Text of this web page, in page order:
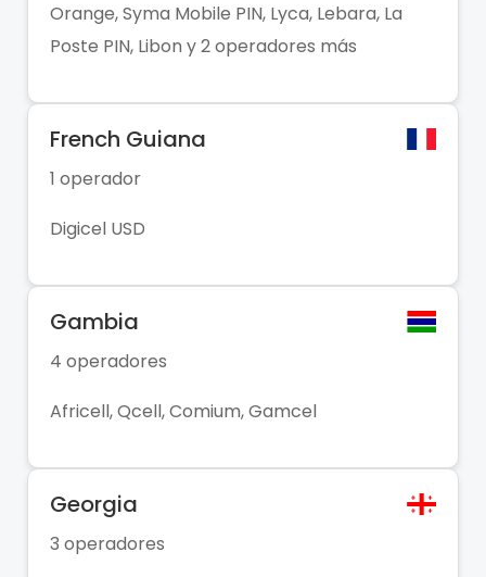
Orange, Syma Mobile PIN, Lyca, Lebara, La
Poste PIN, Libon y 2 operadores más
French Guiana
1 operador
Digicel USD
Gambia
4 operadores
Africell, Qcell, Comium, Gamcel
Georgia
3 operadores